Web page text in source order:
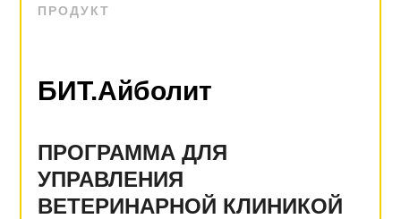
ПРОДУКТ
БИТ.Айболит
ПРОГРАММА ДЛЯ
УПРАВЛЕНИЯ
ВЕТЕРИНАРНОЙ КЛИНИКОЙ